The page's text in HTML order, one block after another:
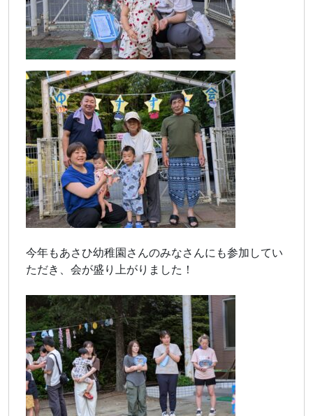
今年もあさひ幼稚園さんのみなさんにも参加してい
ただき、会が盛り上がりました！